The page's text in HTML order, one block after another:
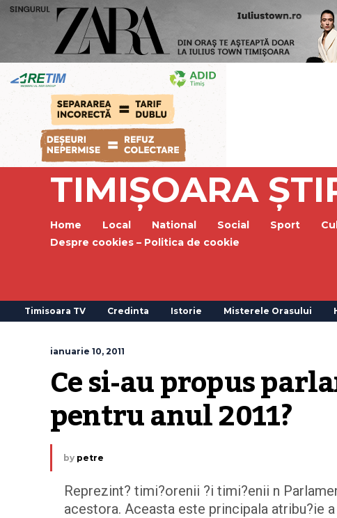
TIMIȘOARA
Home Local National Social Sport
Despre cookies – Politica de cookie
Timisoara TV Credinta Istorie Misterele Orasului
ianuarie 10, 2011
Ce si-au propus
pentru anul 2011?
by petre
Reprezint? timi?orenii ?i timi?enii n
acestora. Aceasta este principala atribu?ie